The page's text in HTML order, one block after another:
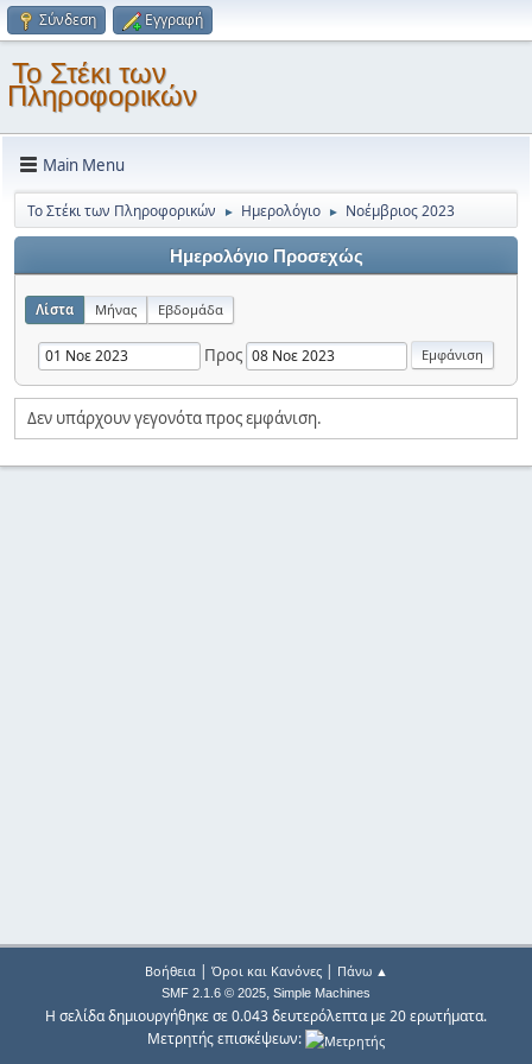
Σύνδεση Εγγραφή
Το Στέκι των
Πληροφορικών
Main Menu
Το Στέκι των Πληροφορικών ► Ημερολόγιο ► Νοέμβριος 2023
Ημερολόγιο Προσεχώς
Λίστα Μήνας Εβδομάδα
Προς
Δεν υπάρχουν γεγονότα προς εμφάνιση.
Βοήθεια| Όροι και Κανόνες| Πάνω ▲
SMF 2.1.6 © 2025, Simple Machines
Η σελίδα δημιουργήθηκε σε 0.043 δευτερόλεπτα με 20 ερωτήματα.
Μετρητής επισκέψεων: